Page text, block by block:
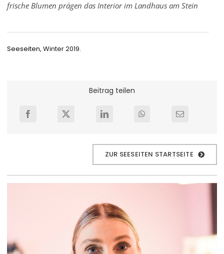
frische Blumen prägen das Interior im Landhaus am Stein
Seeseiten, Winter 2019.
Beitrag teilen
ZUR SEESEITEN STARTSEITE